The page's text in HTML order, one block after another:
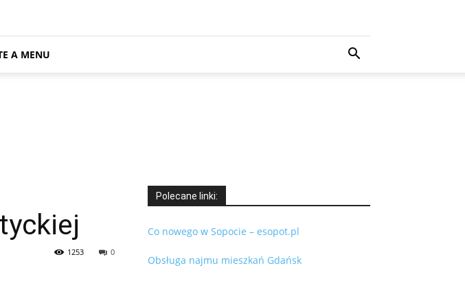
A MENU
0
1253
Polecane linki:
Co nowego w Sopocie – esopot.pl
Obsługa najmu mieszkań Gdańsk